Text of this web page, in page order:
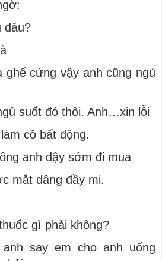
đâu?
ghế cứng vậy anh cũng ngủ
suốt đó thôi. Anh…xin lỗi
cô bất động.
anh dậy sớm đi mua
mắt dâng đầy mi.
gì phải không?
say em cho anh uống